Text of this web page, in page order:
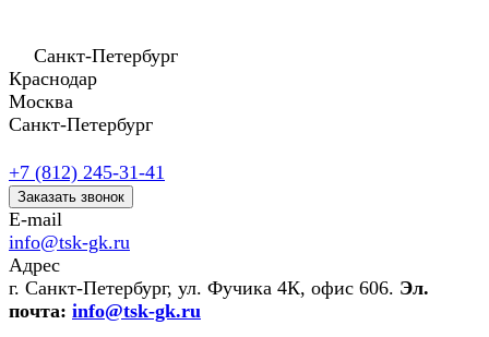
Санкт-Петербург
Краснодар
Москва
Санкт-Петербург
+7 (812) 245-31-41
Заказать звонок
E-mail
info@tsk-gk.ru
Адрес
г. Санкт-Петербург, ул. Фучика 4К, офис 606. Эл.
почта: info@tsk-gk.ru